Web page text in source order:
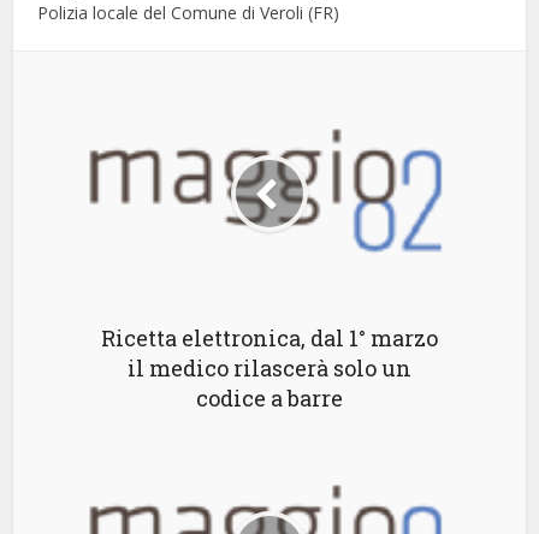
Polizia locale del Comune di Veroli (FR)
Ricetta elettronica, dal 1° marzo
il medico rilascerà solo un
codice a barre